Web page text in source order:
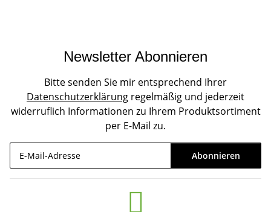
Newsletter Abonnieren
Bitte senden Sie mir entsprechend Ihrer
Datenschutzerklärung regelmäßig und jederzeit
widerruflich Informationen zu Ihrem Produktsortiment
per E-Mail zu.
Abonnieren